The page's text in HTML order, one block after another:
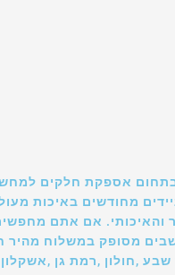
אספקת חלקים
מחודשים באיכות
והאיכותי. אם אתם
מסופק במשלוח מהיר
,חולון ,רמת גן